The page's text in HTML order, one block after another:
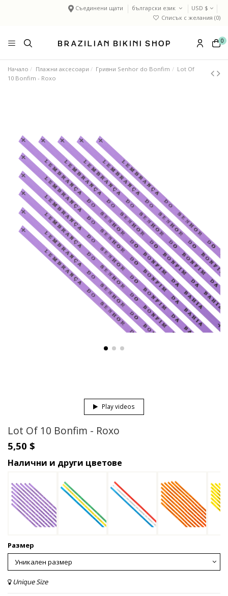
Съединени щати български език
USD $
Списък с желания (0)
0
Начало Плажни аксесоари Гривни Senhor do Bonfim
Lot Of
10 Bonfim - Roxo
Play videos
Lot Of 10 Bonfim - Roxo
5,50 $
Налични и други цветове
Размер
Unique Size